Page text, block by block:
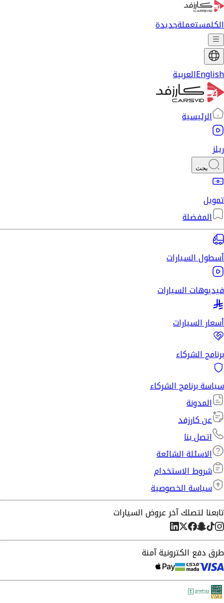
الكلمستعملةجديدة
Englishالعربية
الرئيسية
ريلز
بحث
تمويل
المفضلة
أسطول السيارات
فيديوهات السيارات
أسعار السيارات
برنامج الشركاء
سياسة برنامج الشركاء
المدونة
عن كارزفد
اتصل بنا
الاسئلة الشائعة
شروط الاستخدام
سياسة الخصوصية
تابعنا لتصلك آخر عروض السيارات
طرق دفع الكترونية آمنة